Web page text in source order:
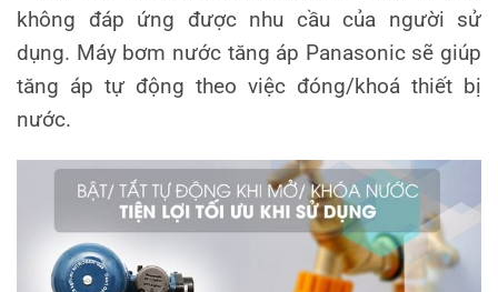
không đáp ứng được nhu cầu của người sử
dụng. Máy bơm nước tăng áp Panasonic sẽ giúp
tăng áp tự động theo việc đóng/khoá thiết bị
nước.